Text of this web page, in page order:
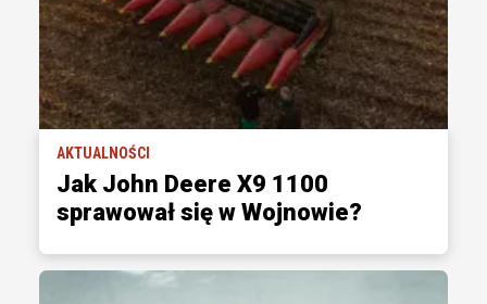
AKTUALNOŚCI
Jak John Deere X9 1100
sprawował się w Wojnowie?